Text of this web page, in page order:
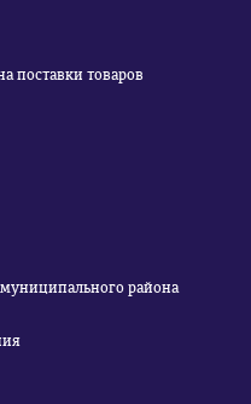
поставки товаров
района